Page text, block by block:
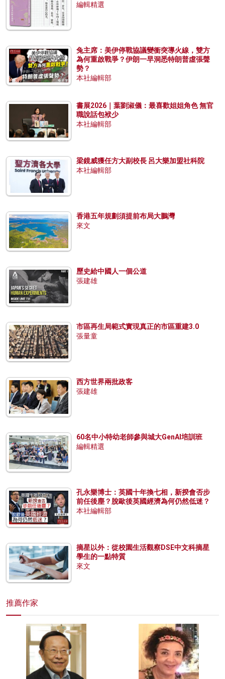
編輯精選
兔主席：美伊停戰協議變衝突導火線，雙方
為何重啟戰爭？伊朗一早洞悉特朗普虛張聲
勢？
本社編輯部
書展2026｜葉劉淑儀：最喜歡姐姐角色 無官
職說話包袱少
本社編輯部
梁鏡威獲任方大副校長 呂大樂加盟社科院
本社編輯部
香港五年規劃須提前布局大鵬灣
來文
歷史給中國人一個公道
張建雄
市區再生局範式實現真正的市區重建3.0
張量童
西方世界兩批政客
張建雄
60名中小特幼老師參與城大GenAI培訓班
編輯精選
孔永樂博士：英國十年換七相，新揆會否步
前任後塵？脫歐後英國經濟為何仍然低迷？
本社編輯部
摘星以外：從校園生活觀察DSE中文科摘星
學生的一點特質
來文
推薦作家